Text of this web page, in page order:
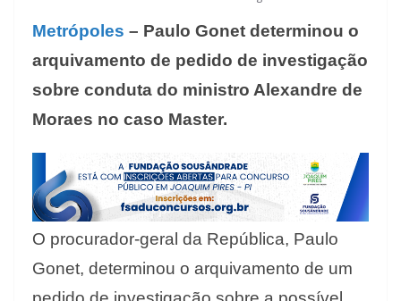
Metrópoles – Paulo Gonet determinou o
arquivamento de pedido de investigação
sobre conduta do ministro Alexandre de
Moraes no caso Master.
O procurador-geral da República, Paulo
Gonet, determinou o arquivamento de um